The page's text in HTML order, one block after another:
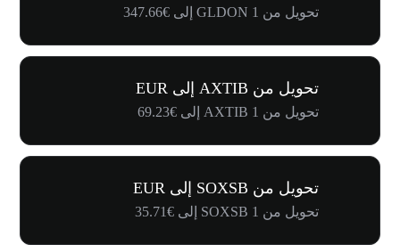
تحويل من 1 GLDON إلى €347.66
تحويل من AXTIB إلى EUR
تحويل من 1 AXTIB إلى €69.23
تحويل من SOXSB إلى EUR
تحويل من 1 SOXSB إلى €35.71